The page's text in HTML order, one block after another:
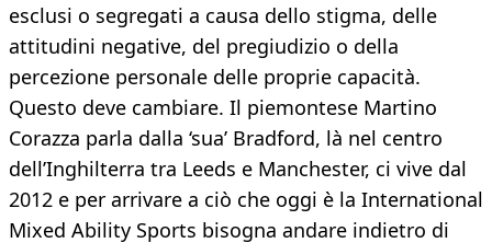
esclusi o segregati a causa dello stigma, delle
attitudini negative, del pregiudizio o della
percezione personale delle proprie capacità.
Questo deve cambiare. Il piemontese Martino
Corazza parla dalla ‘sua’ Bradford, là nel centro
dell’Inghilterra tra Leeds e Manchester, ci vive dal
2012 e per arrivare a ciò che oggi è la International
Mixed Ability Sports bisogna andare indietro di